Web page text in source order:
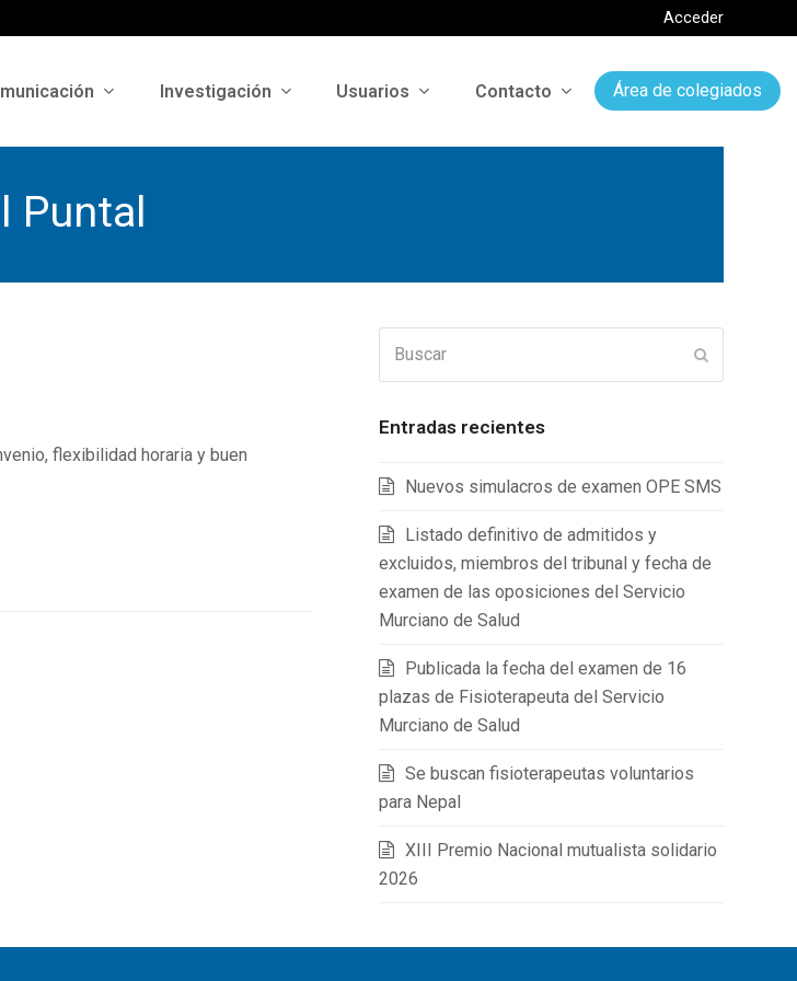
Acceder
Investigación Usuarios Contacto Área de colegiados
Puntal
flexibilidad horaria y buen
Entradas recientes
Nuevos simulacros de examen OPE SMS
Listado definitivo de admitidos y
excluidos, miembros del tribunal y fecha de
examen de las oposiciones del Servicio
Murciano de Salud
Publicada la fecha del examen de 16
plazas de Fisioterapeuta del Servicio
Murciano de Salud
Se buscan fisioterapeutas voluntarios
para Nepal
XIII Premio Nacional mutualista solidario
2026